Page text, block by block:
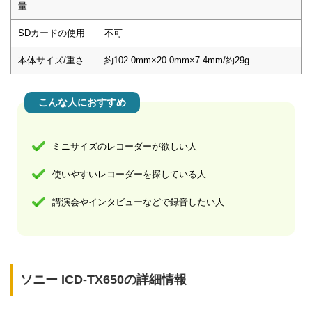
量
SDカードの使用 不可
本体サイズ/重さ 約102.0mm×20.0mm×7.4mm/約29g
こんな人におすすめ
ミニサイズのレコーダーが欲しい人
使いやすいレコーダーを探している人
講演会やインタビューなどで録音したい人
ソニー ICD-TX650の詳細情報